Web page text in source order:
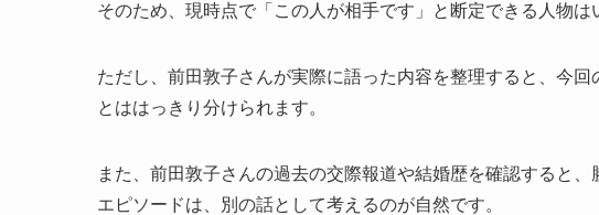
そのため、現時点で「この人が相手です」と断定できる人物は
ただし、前田敦子さんが実際に語った内容を整理すると、今
とははっきり分けられます。
また、前田敦子さんの過去の交際報道や結婚歴を確認すると
エピソードは、別の話として考えるのが自然です。